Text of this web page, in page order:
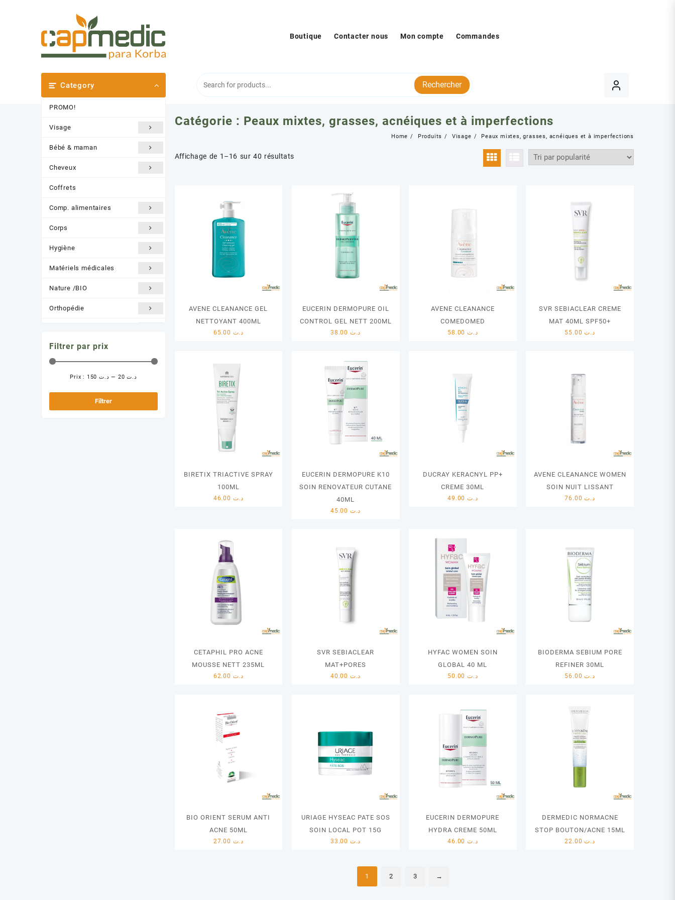
Boutique Contacter nous Mon compte Commandes
Category
PROMO!
Visage
Bébé & maman
Cheveux
Coffrets
Comp. alimentaires
Corps
Hygiène
Matériels médicales
Nature /BIO
Orthopédie
Solaire
Rechercher
Catégorie : Peaux mixtes, grasses, acnéiques et à imperfections
Home Produits Visage Peaux mixtes, grasses, acnéiques et à imperfections
Affichage de 1–16 sur 40 résultatsTrié
AVENE CLEANANCE GEL
NETTOYANT 400ML
د.ت
EUCERIN DERMOPURE OIL
CONTROL GEL NETT 200ML
د.ت
AVENE CLEANANCE
COMEDOMED
د.ت58.00
SVR SEBIACLEAR CREME
MAT 40ML SPF50+
د.ت55.00
BIRETIX TRIACTIVE SPRAY
100ML
د.ت
EUCERIN DERMOPURE K10
SOIN RENOVATEUR CUTANE
40ML
د.ت
DUCRAY KERACNYL PP+
CREME 30ML
د.ت49.00
AVENE CLEANANCE WOMEN
SOIN NUIT LISSANT
د.ت76.00
CETAPHIL PRO ACNE
MOUSSE NETT 235ML
د.ت
SVR SEBIACLEAR
MAT+PORES
د.ت
HYFAC WOMEN SOIN
GLOBAL 40 ML
د.ت50.00
BIODERMA SEBIUM PORE
REFINER 30ML
د.ت56.00
BIO ORIENT SERUM ANTI
ACNE 50ML
د.ت
URIAGE HYSEAC PATE SOS
SOIN LOCAL POT 15G
د.ت
EUCERIN DERMOPURE
HYDRA CREME 50ML
د.ت46.00
DERMEDIC NORMACNE
STOP BOUTON/ACNE 15ML
د.ت22.00
1 2 3 →
Filtrer par prix
Filtrer
Prix : د.ت 20 — د.ت 150